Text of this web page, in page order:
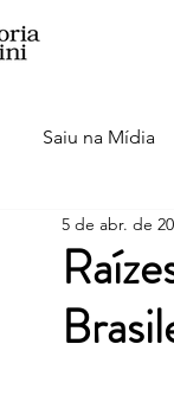
Saiu na Mídia
Crescimento5 de abr. de